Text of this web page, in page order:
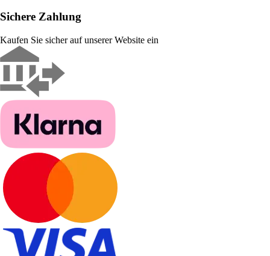
Sichere Zahlung
Kaufen Sie sicher auf unserer Website ein